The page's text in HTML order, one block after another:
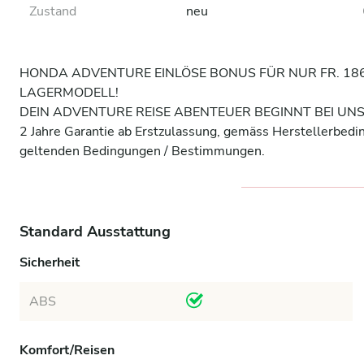
Zustand neu
HONDA ADVENTURE EINLÖSE BONUS FÜR NUR FR.
LAGERMODELL!
DEIN ADVENTURE REISE ABENTEUER BEGINNT BEI
2 Jahre Garantie ab Erstzulassung, gemäss
geltenden Bedingungen / Bestimmungen.
Standard Ausstattung
Sicherheit
ABS
Komfort/Reisen